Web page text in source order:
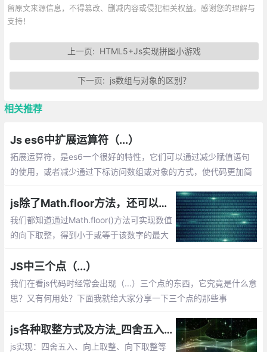
留原文来源信息，不得篡改、删减内容或侵犯相关权益。感谢您的理解与
支持！
上一页: HTML5+Js实现拼图小游戏
下一页: js数组与对象的区别？
相关推荐
Js es6中扩展运算符（...）
拓展运算符，是es6一个很好的特性，它们可以通过减少赋值语句
的使用，或者减少通过下标访问数组或对象的方式，使代码更加简
以及相关知识。
js除了Math.floor方法，还可以通过位运算|，>>实现向下取整
我们都知道通过Math.floor()方法可实现数值
的向下取整，得到小于或等于该数字的最大
运算|，>>来实现向下取整哦
JS中三个点（...）
我们在看js代码时经常会出现（...）三个点的东西，它究竟是什么意
思？又有何用处？下面我就给大家分享一下三个点的那些事
js各种取整方式及方法_四舍五入、向上取整、向下取整
js实现：四舍五入、向上取整、向下取整等